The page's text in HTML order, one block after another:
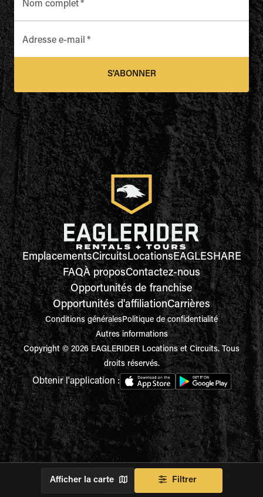
Afficher la carte Filtrer
Nom complet*
Adresse e-mail *
S'ABONNER
EmplacementsCircuitsLocationsEAGLESHARE
FAQÀ proposContactez-nous
Opportunités de franchise
Opportunités d'affiliationCarrières
Conditions généralesPolitique de confidentialité
Autres informations
Copyright © 2026 EAGLERIDER Locations et Circuits. Tous
droits réservés.
Obtenir l'application :